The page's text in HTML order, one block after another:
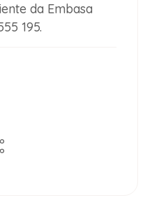
da Embasa
195.